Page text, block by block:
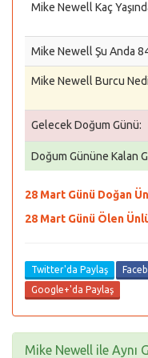
Mike Newell Kaç
Mike Newell Şu Anda
Mike Newell Burcu
Gelecek Doğum Günü:
Doğum Gününe Kalan
28 Mart Günü Doğan
28 Mart Günü Ölen
Twitter'da Paylaş
Google+'da Paylaş
Mike Newell ile Aynı